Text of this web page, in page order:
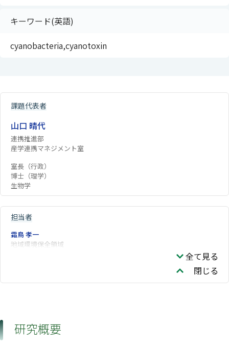
キーワード(英語)
cyanobacteria,cyanotoxin
課題代表者
山口 晴代
連携推進部
産学連携マネジメント室
室長（行政）
博士（理学）
生物学
担当者
霜鳥 孝一
地域環境保全領域
全て見る
閉じる
研究概要